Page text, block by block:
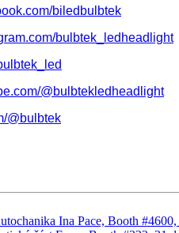
biledbulbtek
bulbtek_ledheadlight
@bulbtekledheadlight
@bulbtek
Ina Pace, Booth